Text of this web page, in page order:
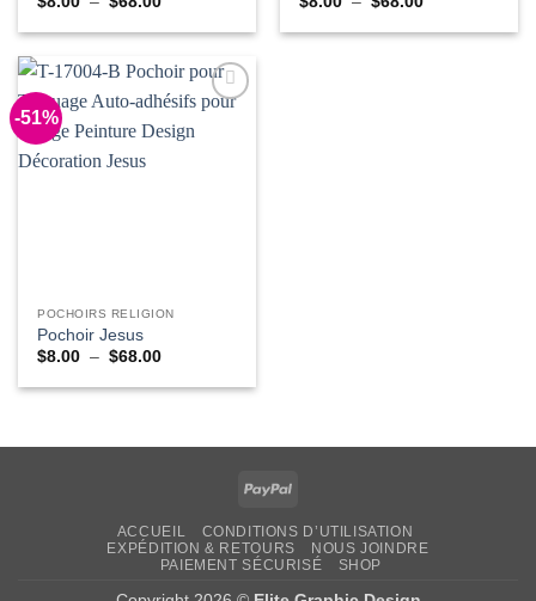
prix :
$68.00
prix :
-51%
Add to
POCHOIRS RELIGION
Pochoir Jesus
$8.00 – $68.00Plage
prix :
PayPal
ACCUEIL
CONDITIONS D’UTILISATION
EXPÉDITION & RETOURS
NOUS JOINDRE
PAIEMENT SÉCURISÉ
SHOP